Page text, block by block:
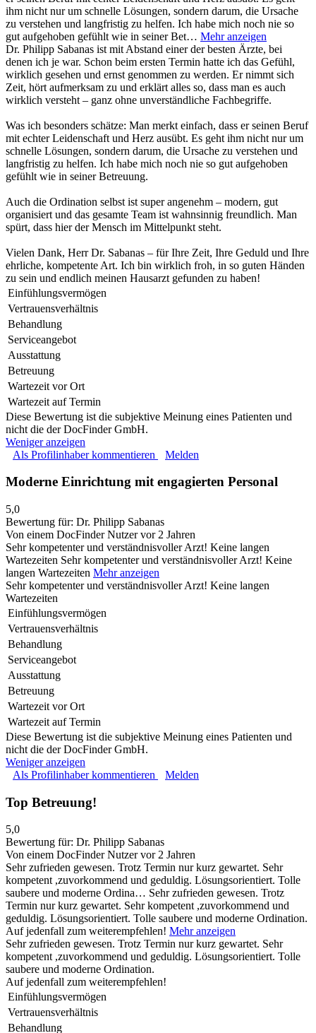
ihm nicht nur um schnelle Lösungen, sondern darum, die Ursache
zu verstehen und langfristig zu helfen. Ich habe mich noch nie so
gut aufgehoben gefühlt wie in seiner Bet… Mehr anzeigen
Dr. Philipp Sabanas ist mit Abstand einer der besten Ärzte, bei
denen ich je war. Schon beim ersten Termin hatte ich das Gefühl,
wirklich gesehen und ernst genommen zu werden. Er nimmt sich
Zeit, hört aufmerksam zu und erklärt alles so, dass man es auch
wirklich versteht – ganz ohne unverständliche Fachbegriffe.
Was ich besonders schätze: Man merkt einfach, dass er seinen Beruf
mit echter Leidenschaft und Herz ausübt. Es geht ihm nicht nur um
schnelle Lösungen, sondern darum, die Ursache zu verstehen und
langfristig zu helfen. Ich habe mich noch nie so gut aufgehoben
gefühlt wie in seiner Betreuung.
Auch die Ordination selbst ist super angenehm – modern, gut
organisiert und das gesamte Team ist wahnsinnig freundlich. Man
spürt, dass hier der Mensch im Mittelpunkt steht.
Vielen Dank, Herr Dr. Sabanas – für Ihre Zeit, Ihre Geduld und Ihre
ehrliche, kompetente Art. Ich bin wirklich froh, in so guten Händen
zu sein und endlich meinen Hausarzt gefunden zu haben!
Einfühlungsvermögen
Vertrauensverhältnis
Behandlung
Serviceangebot
Ausstattung
Betreuung
Wartezeit vor Ort
Wartezeit auf Termin
Diese Bewertung ist die subjektive Meinung eines Patienten und
nicht die der DocFinder GmbH.
Weniger anzeigen
Als Profilinhaber kommentieren
Melden
Moderne Einrichtung mit engagierten Personal
5,0
Bewertung für: Dr. Philipp Sabanas
Von einem DocFinder Nutzervor 2 Jahren
Sehr kompetenter und verständnisvoller Arzt! Keine langen
Wartezeiten Sehr kompetenter und verständnisvoller Arzt! Keine
langen Wartezeiten Mehr anzeigen
Sehr kompetenter und verständnisvoller Arzt! Keine langen
Wartezeiten
Einfühlungsvermögen
Vertrauensverhältnis
Behandlung
Serviceangebot
Ausstattung
Betreuung
Wartezeit vor Ort
Wartezeit auf Termin
Diese Bewertung ist die subjektive Meinung eines Patienten und
nicht die der DocFinder GmbH.
Weniger anzeigen
Als Profilinhaber kommentieren
Melden
Top Betreuung!
5,0
Bewertung für: Dr. Philipp Sabanas
Von einem DocFinder Nutzervor 2 Jahren
Sehr zufrieden gewesen. Trotz Termin nur kurz gewartet. Sehr
kompetent ,zuvorkommend und geduldig. Lösungsorientiert. Tolle
saubere und moderne Ordina… Sehr zufrieden gewesen. Trotz
Termin nur kurz gewartet. Sehr kompetent ,zuvorkommend und
geduldig. Lösungsorientiert. Tolle saubere und moderne Ordination.
Auf jedenfall zum weiterempfehlen! Mehr anzeigen
Sehr zufrieden gewesen. Trotz Termin nur kurz gewartet. Sehr
kompetent ,zuvorkommend und geduldig. Lösungsorientiert. Tolle
saubere und moderne Ordination.
Auf jedenfall zum weiterempfehlen!
Einfühlungsvermögen
Vertrauensverhältnis
Behandlung